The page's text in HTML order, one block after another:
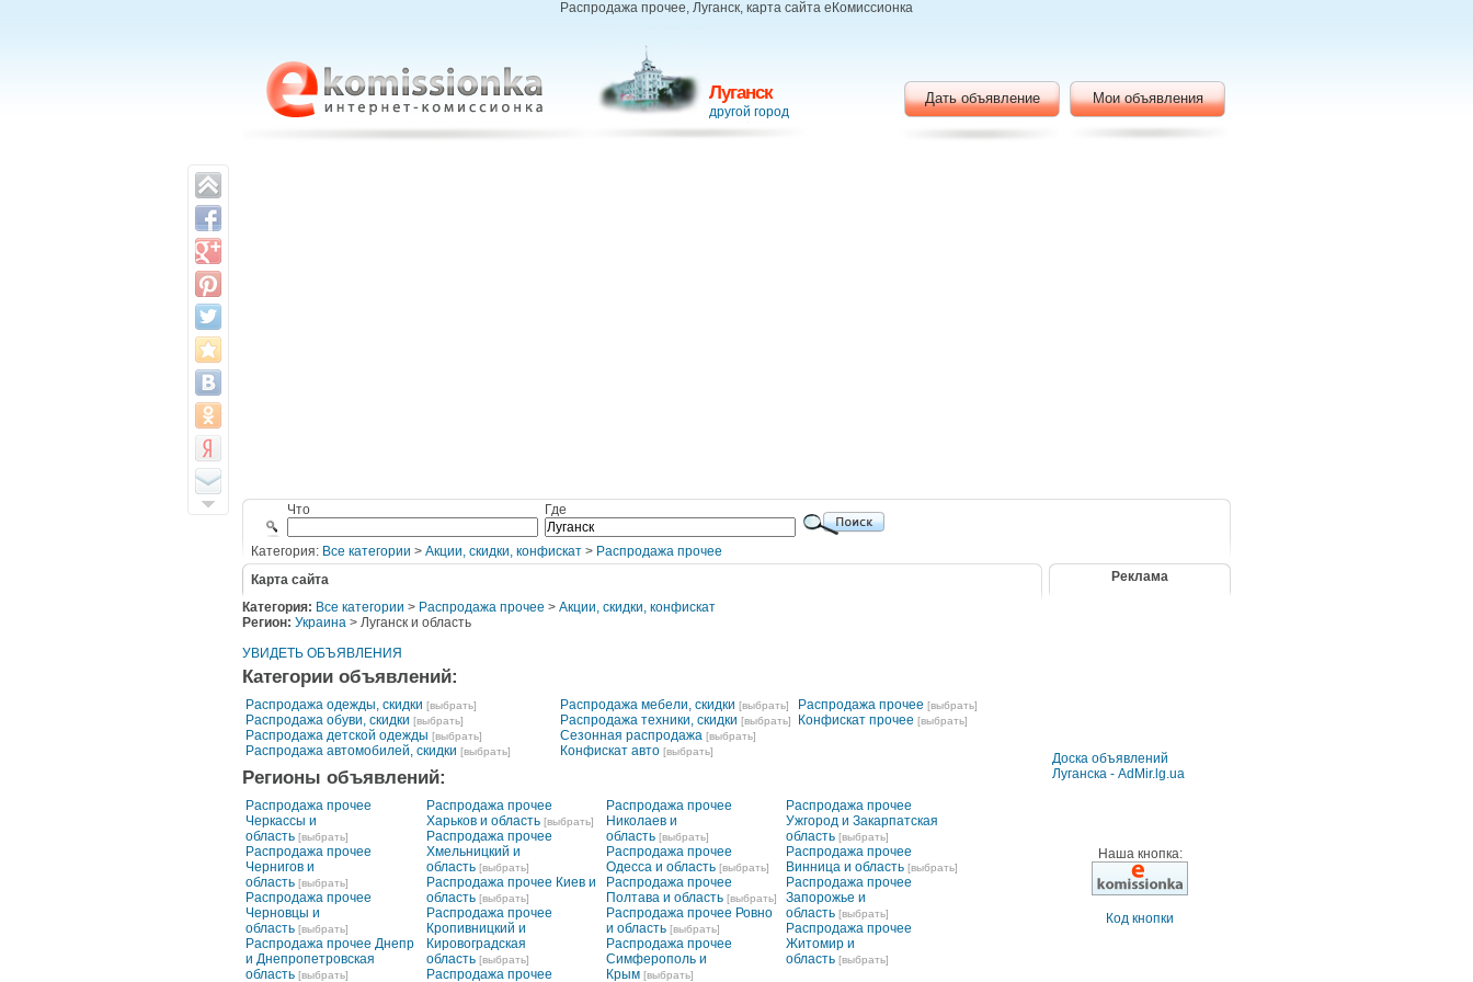
Распродажа прочее, Луганск, карта сайта еКомиссионка
Луганск
другой город
Дать объявление Мои объявления
Что Где
Категория: Все категории > Акции, скидки, конфискат > Распродажа прочее
Карта сайта
Категория: Все категории > Распродажа прочее > Акции, скидки, конфискат
Регион: Украина > Луганск и область
УВИДЕТЬ ОБЪЯВЛЕНИЯ
Категории объявлений:
Распродажа одежды, скидки [выбрать]
Распродажа обуви, скидки [выбрать]
Распродажа детской одежды [выбрать]
Распродажа автомобилей, скидки [выбрать]
Распродажа мебели, скидки [выбрать]
Распродажа техники, скидки [выбрать]
Сезонная распродажа [выбрать]
Конфискат авто [выбрать]
Распродажа прочее [выбрать]
Конфискат прочее [выбрать]
Регионы объявлений:
Распродажа прочее
Черкассы и
область [выбрать]
Распродажа прочее
Чернигов и
область [выбрать]
Распродажа прочее
Черновцы и
область [выбрать]
Распродажа прочее Днепр
и Днепропетровская
область [выбрать]
Распродажа прочее
Харьков и область [выбрать]
Распродажа прочее
Хмельницкий и
область [выбрать]
Распродажа прочее Киев и
область [выбрать]
Распродажа прочее
Кропивницкий и
Кировоградская
область [выбрать]
Распродажа прочее
Распродажа прочее
Николаев и
область [выбрать]
Распродажа прочее
Одесса и область [выбрать]
Распродажа прочее
Полтава и область [выбрать]
Распродажа прочее Ровно
и область [выбрать]
Распродажа прочее
Симферополь и
Крым [выбрать]
Распродажа прочее
Ужгород и Закарпатская
область [выбрать]
Распродажа прочее
Винница и область [выбрать]
Распродажа прочее
Запорожье и
область [выбрать]
Распродажа прочее
Житомир и
область [выбрать]
Реклама
Доска объявлений
Луганска - AdMir.lg.ua
Наша кнопка:
Код кнопки